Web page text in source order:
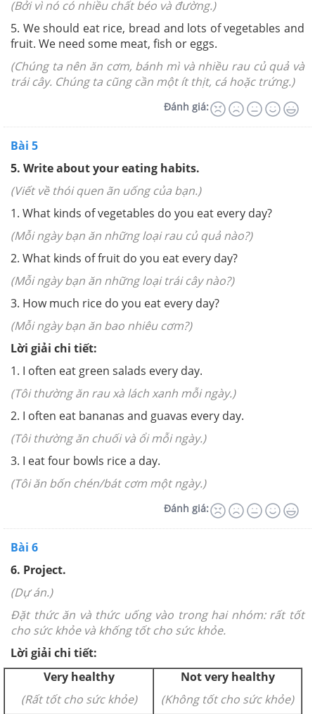
(Bởi vì nó có nhiều chất béo và đường.)
5. We should eat rice, bread and lots of vegetables and
fruit. We need some meat, fish or eggs.
(Chúng ta nên ăn cơm, bánh mì và nhiều rau củ quả và
trái cây. Chúng ta cũng cần một ít thịt, cá hoặc trứng.)
Đánh giá:
Bài 5
5. Write about your eating habits.
(Viết về thói quen ãn uống của bạn.)
1. What kinds of vegetables do you eat every day?
(Mỗi ngày bạn ăn những loại rau củ quả nào?)
2. What kinds of fruit do you eat every day?
(Mỗi ngày bạn ăn những loại trái cây nào?)
3. How much rice do you eat every day?
(Mỗi ngày bạn ăn bao nhiêu cơm?)
Lời giải chi tiết:
1. I often eat green salads every day.
(Tôi thường ăn rau xà lách xanh mỗi ngày.)
2. I often eat bananas and guavas every day.
(Tôi thường ăn chuối và ổi mỗi ngày.)
3. I eat four bowls rice a day.
(Tôi ăn bốn chén/bát cơm một ngày.)
Đánh giá:
Bài 6
6. Project.
(Dự án.)
Đặt thức ăn và thức uống vào trong hai nhóm: rất tốt
cho sức khỏe và khống tốt cho sức khỏe.
Lời giải chi tiết:
Very healthy
(Rất tốt cho sức khỏe)
Not very healthy
(Không tốt cho sức khỏe)